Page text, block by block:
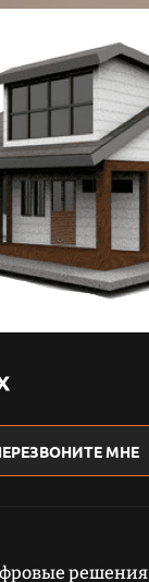
МНЕ
решения